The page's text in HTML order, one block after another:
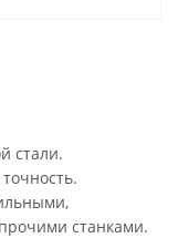
стали.
станками.